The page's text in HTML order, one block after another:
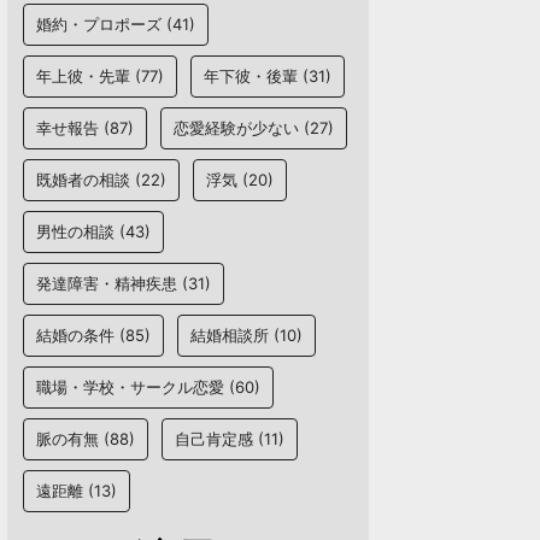
婚約・プロポーズ (41)
年上彼・先輩 (77) 年下彼・後輩 (31)
幸せ報告 (87) 恋愛経験が少ない (27)
既婚者の相談 (22) 浮気 (20)
男性の相談 (43)
発達障害・精神疾患 (31)
結婚の条件 (85) 結婚相談所 (10)
職場・学校・サークル恋愛 (60)
脈の有無 (88) 自己肯定感 (11)
遠距離 (13)